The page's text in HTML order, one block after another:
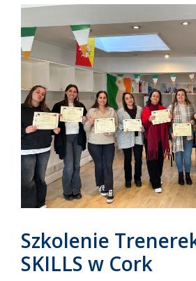
Szkolenie
SKILLS w Cork